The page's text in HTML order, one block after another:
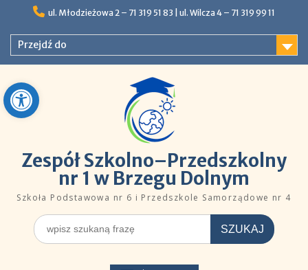
Open toolbar
content
ul. Młodzieżowa 2 – 71 319 51 83 |ㅤㅤ​​ ​ul. Wilcza 4 – 71 319 99 11
Przejdź do
Zespół Szkolno–Przedszkolny
nr 1 w Brzegu Dolnym
Szkoła Podstawowa nr 6 i Przedszkole Samorządowe nr 4
Szukaj
dla: